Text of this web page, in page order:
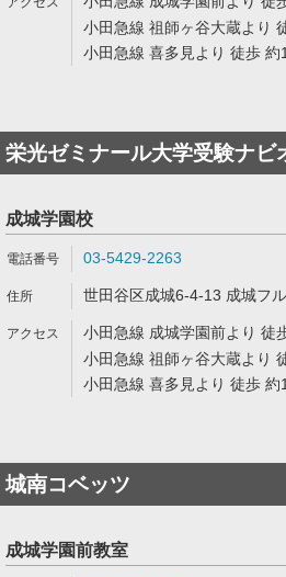
小田急線 祖師ヶ谷大蔵より
小田急線 喜多見より 徒歩 約
栄光ゼミナール大学受験ナビ
成城学園校
03-5429-2263
世田谷区成城6-4-13 成城フ
小田急線 成城学園前より 徒
小田急線 祖師ヶ谷大蔵より
小田急線 喜多見より 徒歩 約
城南コベッツ
成城学園前教室